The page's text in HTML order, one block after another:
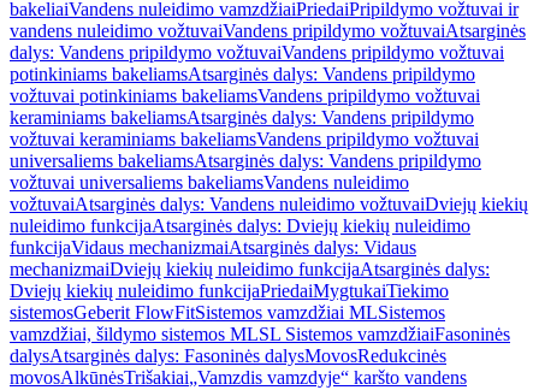
bakeliaiVandens nuleidimo vamzdžiaiPriedaiPripildymo vožtuvai ir
vandens nuleidimo vožtuvaiVandens pripildymo vožtuvaiAtsarginės
dalys: Vandens pripildymo vožtuvaiVandens pripildymo vožtuvai
potinkiniams bakeliamsAtsarginės dalys: Vandens pripildymo
vožtuvai potinkiniams bakeliamsVandens pripildymo vožtuvai
keraminiams bakeliamsAtsarginės dalys: Vandens pripildymo
vožtuvai keraminiams bakeliamsVandens pripildymo vožtuvai
universaliems bakeliamsAtsarginės dalys: Vandens pripildymo
vožtuvai universaliems bakeliamsVandens nuleidimo
vožtuvaiAtsarginės dalys: Vandens nuleidimo vožtuvaiDviejų kiekių
nuleidimo funkcijaAtsarginės dalys: Dviejų kiekių nuleidimo
funkcijaVidaus mechanizmaiAtsarginės dalys: Vidaus
mechanizmaiDviejų kiekių nuleidimo funkcijaAtsarginės dalys:
Dviejų kiekių nuleidimo funkcijaPriedaiMygtukaiTiekimo
sistemosGeberit FlowFitSistemos vamzdžiai MLSistemos
vamzdžiai, šildymo sistemos MLSL Sistemos vamzdžiaiFasoninės
dalysAtsarginės dalys: Fasoninės dalysMovosRedukcinės
movosAlkūnėsTrišakiai„Vamzdis vamzdyje“ karšto vandens